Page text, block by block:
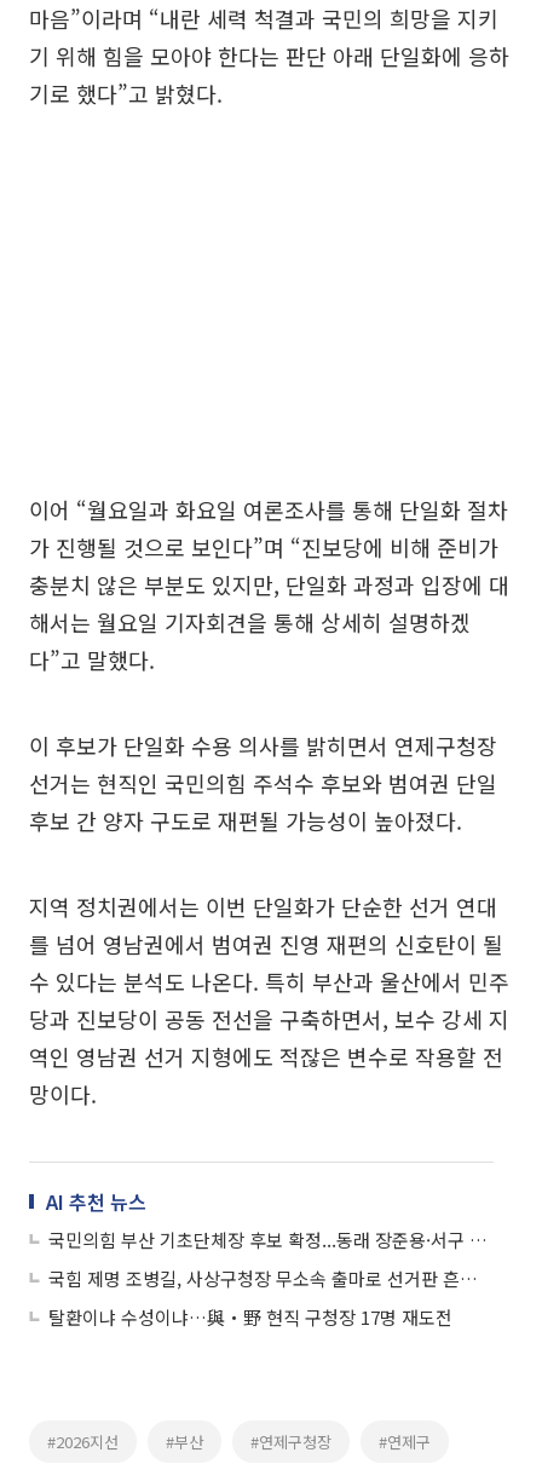
마음”이라며 “내란 세력 척결과 국민의 희망을 지키
기 위해 힘을 모아야 한다는 판단 아래 단일화에 응하
기로 했다”고 밝혔다.
이어 “월요일과 화요일 여론조사를 통해 단일화 절차
가 진행될 것으로 보인다”며 “진보당에 비해 준비가
충분치 않은 부분도 있지만, 단일화 과정과 입장에 대
해서는 월요일 기자회견을 통해 상세히 설명하겠
다”고 말했다.
이 후보가 단일화 수용 의사를 밝히면서 연제구청장
선거는 현직인 국민의힘 주석수 후보와 범여권 단일
후보 간 양자 구도로 재편될 가능성이 높아졌다.
지역 정치권에서는 이번 단일화가 단순한 선거 연대
를 넘어 영남권에서 범여권 진영 재편의 신호탄이 될
수 있다는 분석도 나온다. 특히 부산과 울산에서 민주
당과 진보당이 공동 전선을 구축하면서, 보수 강세 지
역인 영남권 선거 지형에도 적잖은 변수로 작용할 전
망이다.
AI 추천 뉴스
국민의힘 부산 기초단체장 후보 확정...동래 장준용·서구 공한수 등 현 구청장 확정
국힘 제명 조병길, 사상구청장 무소속 출마로 선거판 흔든다… 3파전 돌입
탈환이냐 수성이냐…與‧野 현직 구청장 17명 재도전
#2026지선 #부산 #연제구청장 #연제구